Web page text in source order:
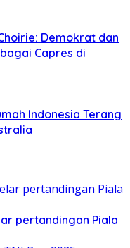
Demokrat dan
Capres di
Indonesia Terang
pertandingan Piala